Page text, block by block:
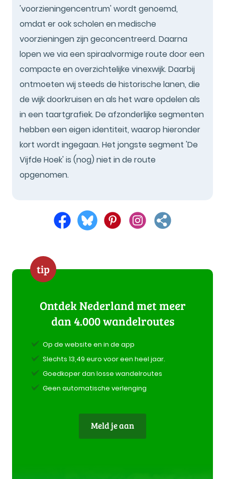
'voorzieningencentrum' wordt genoemd,
omdat er ook scholen en medische
voorzieningen zijn geconcentreerd. Daarna
lopen we via een spiraalvormige route door een
compacte en overzichtelijke vinexwijk. Daarbij
ontmoeten wij steeds de historische lanen, die
de wijk doorkruisen en als het ware opdelen als
in een taartgrafiek. De afzonderlijke segmenten
hebben een eigen identiteit, waarop hieronder
kort wordt ingegaan. Het jongste segment 'De
Vijfde Hoek' is (nog) niet in de route
opgenomen.
tip
Ontdek Nederland met meer
dan 4.000 wandelroutes
Op de website en in de app
Slechts 13,49 euro voor een heel jaar.
Goedkoper dan losse wandelroutes
Geen automatische verlenging
Meld je aan